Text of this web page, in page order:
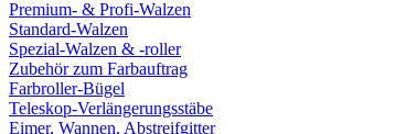
Premium- & Profi-Walzen
Standard-Walzen
Spezial-Walzen & -roller
Zubehör zum Farbauftrag
Farbroller-Bügel
Teleskop-Verlängerungsstäbe
Eimer, Wannen, Abstreifgitter